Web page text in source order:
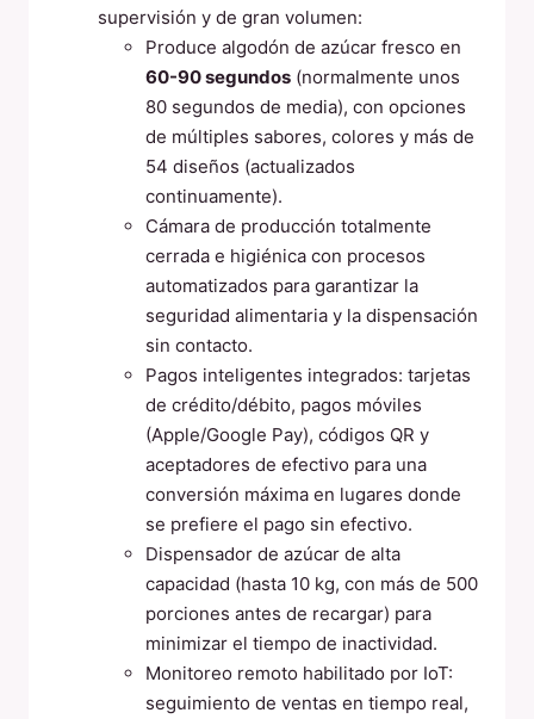
supervisión y de gran volumen:
Produce algodón de azúcar fresco en
60-90 segundos (normalmente unos
80 segundos de media), con opciones
de múltiples sabores, colores y más de
54 diseños (actualizados
continuamente).
Cámara de producción totalmente
cerrada e higiénica con procesos
automatizados para garantizar la
seguridad alimentaria y la dispensación
sin contacto.
Pagos inteligentes integrados: tarjetas
de crédito/débito, pagos móviles
(Apple/Google Pay), códigos QR y
aceptadores de efectivo para una
conversión máxima en lugares donde
se prefiere el pago sin efectivo.
Dispensador de azúcar de alta
capacidad (hasta 10 kg, con más de 500
porciones antes de recargar) para
minimizar el tiempo de inactividad.
Monitoreo remoto habilitado por IoT:
seguimiento de ventas en tiempo real,